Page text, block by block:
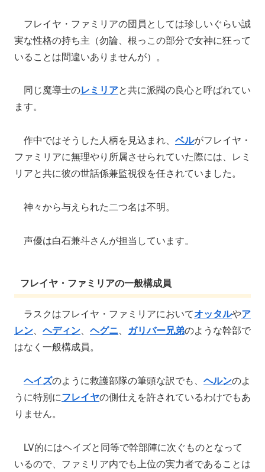
フレイヤ・ファミリアの団員としては珍しいぐらい誠
実な性格の持ち主（勿論、根っこの部分で女神に狂って
いることは間違いありませんが）。
同じ魔導士のレミリアと共に派閥の良心と呼ばれてい
ます。
作中ではそうした人柄を見込まれ、 ベルがフレイヤ・
ファミリアに無理やり所属させられていた際には、レミ
リアと共に彼の世話係兼監視役を任されていました。
神々から与えられた二つ名は不明。
声優は白石兼斗さんが担当しています。
フレイヤ・ファミリアの一般構成員
ラスクはフレイヤ・ファミリアにおいてオッタルやア
レン、 ヘディン、 ヘグニ、 ガリバー兄弟のような幹部で
はなく一般構成員。
ヘイズのように救護部隊の筆頭な訳でも、 ヘルンのよ
うに特別にフレイヤの側仕えを許されているわけでもあ
りません。
LV的にはヘイズと同等で幹部陣に次ぐものとなって
いるので、ファミリア内でも上位の実力者であることは